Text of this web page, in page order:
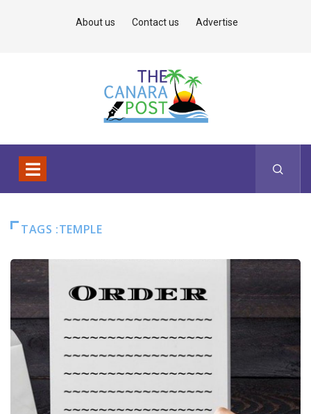
About us Contact us Advertise
TAGS :TEMPLE